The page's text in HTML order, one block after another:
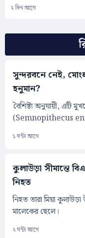
সুন্দরবনে নেই,
হনুমান?
বৈশিষ্ট্য অনুযায়ী, এটি
(Semnopithecus
১ ঘন্টা আগে
কুলাউড়া সীমান্তে
নিহত
নিহত তারা মিয়া
মালেকের ছেলে।
২ ঘন্টা আগে
২ দিন আগে